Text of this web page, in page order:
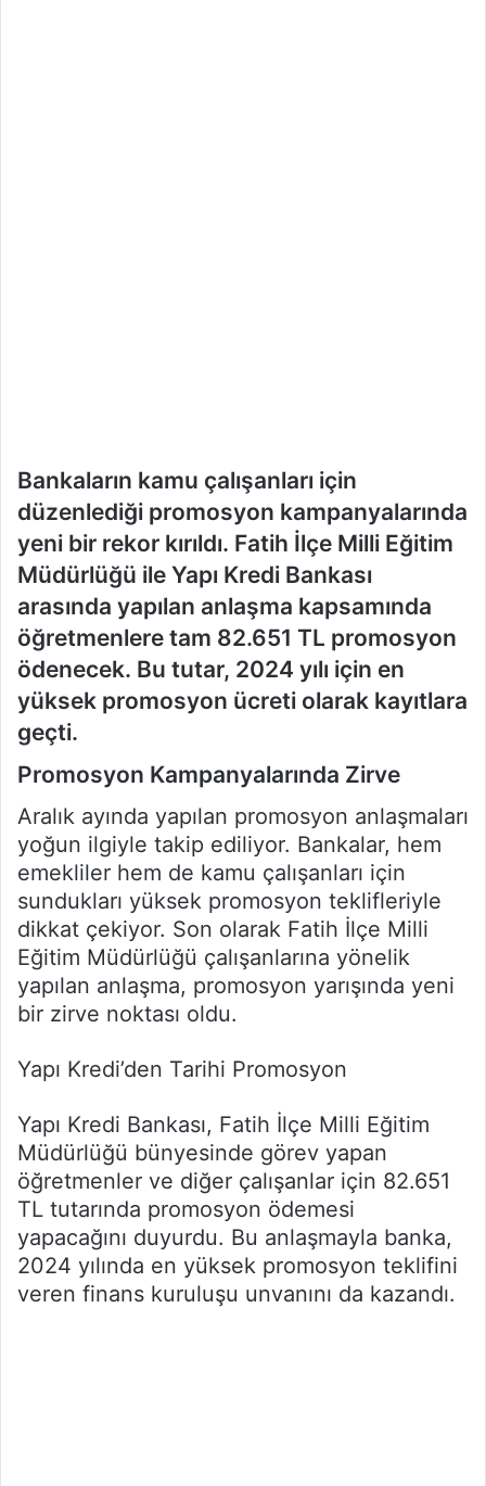
Bankaların kamu çalışanları için
düzenlediği promosyon kampanyalarında
yeni bir rekor kırıldı. Fatih İlçe Milli Eğitim
Müdürlüğü ile Yapı Kredi Bankası
arasında yapılan anlaşma kapsamında
öğretmenlere tam 82.651 TL promosyon
ödenecek. Bu tutar, 2024 yılı için en
yüksek promosyon ücreti olarak kayıtlara
geçti.
Promosyon Kampanyalarında Zirve
Aralık ayında yapılan promosyon anlaşmaları
yoğun ilgiyle takip ediliyor. Bankalar, hem
emekliler hem de kamu çalışanları için
sundukları yüksek promosyon teklifleriyle
dikkat çekiyor. Son olarak Fatih İlçe Milli
Eğitim Müdürlüğü çalışanlarına yönelik
yapılan anlaşma, promosyon yarışında yeni
bir zirve noktası oldu.
Yapı Kredi’den Tarihi Promosyon
Yapı Kredi Bankası, Fatih İlçe Milli Eğitim
Müdürlüğü bünyesinde görev yapan
öğretmenler ve diğer çalışanlar için 82.651
TL tutarında promosyon ödemesi
yapacağını duyurdu. Bu anlaşmayla banka,
2024 yılında en yüksek promosyon teklifini
veren finans kuruluşu unvanını da kazandı.